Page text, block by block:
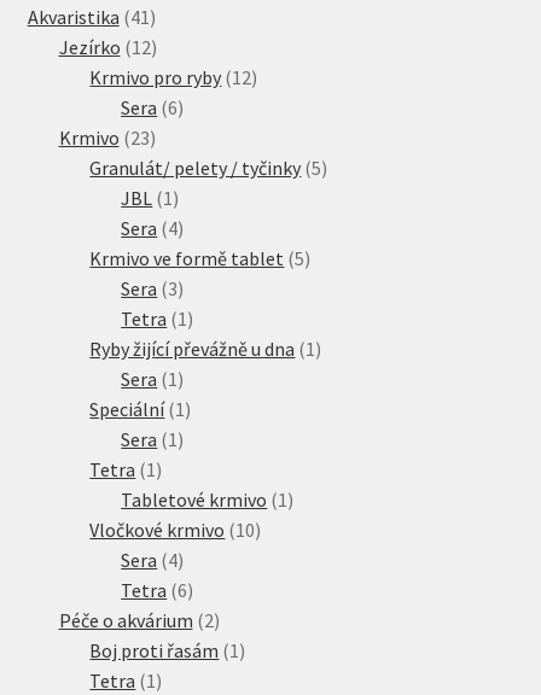
Akvaristika 41 41
produktů
Jezírko 1212
produktů
Krmivo pro ryby 1212
Sera 66
Krmivo 2323
produktů
Granulát/ pelety / tyčinky 55
JBL 1 1
produkt
Sera 44
produkty
Krmivo ve formě tablet 55
Sera 33
produkty
Tetra 1 1
produkt
Ryby žijící převážně u dna 1 1
Sera 1 1
produkt
Speciální 1 1
Sera 1 1
Tetra 1 1
produkt
Tabletové krmivo 1 1
Vločkové krmivo 1010
Sera 44
produkty
Tetra 66
produktů
Péče o akvárium 22
produkty
Boj proti řasám 1 1
Tetra 1 1